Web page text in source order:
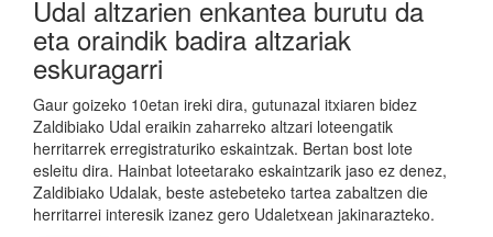
Udal altzarien enkantea burutu da
eta oraindik badira altzariak
eskuragarri
Gaur goizeko 10etan ireki dira, gutunazal itxiaren bidez
Zaldibiako Udal eraikin zaharreko altzari loteengatik
herritarrek erregistraturiko eskaintzak. Bertan bost lote
esleitu dira. Hainbat loteetarako eskaintzarik jaso ez denez,
Zaldibiako Udalak, beste astebeteko tartea zabaltzen die
herritarrei interesik izanez gero Udaletxean jakinarazteko.